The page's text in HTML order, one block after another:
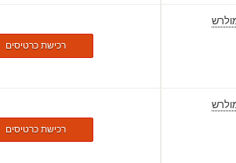
רכישת כרטיסים
רכישת כרטיסים